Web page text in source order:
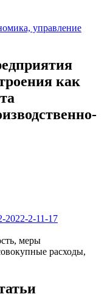
управление
как
2022-2-11-17
меры
расходы,